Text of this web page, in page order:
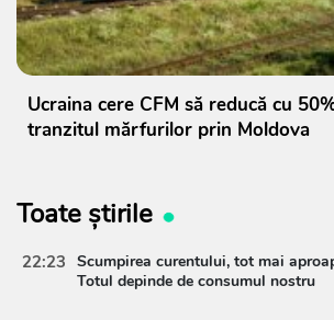
Ucraina cere CFM să reducă cu
tranzitul mărfurilor prin Moldova
Toate știrile
22:23 Scumpirea curentului, tot mai
Totul depinde de consumul nostru